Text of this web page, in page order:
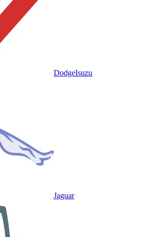
DodgeIsuzu
Jaguar